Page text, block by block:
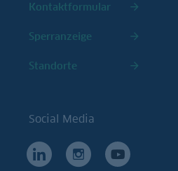
Kontaktformular
Sperranzeige
Standorte
Social Media